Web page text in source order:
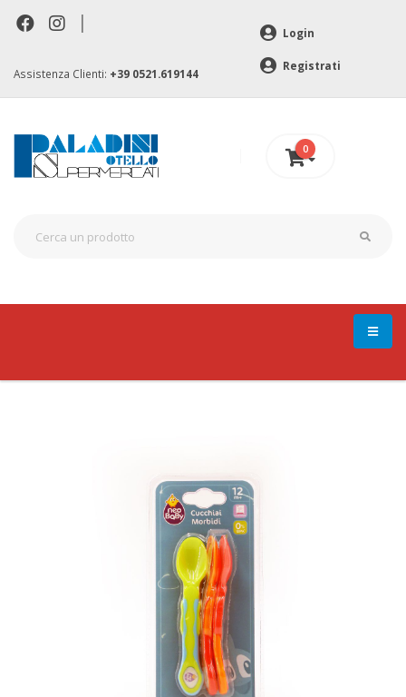
|
Assistenza Clienti: +39 0521.619144
Login
Registrati
0